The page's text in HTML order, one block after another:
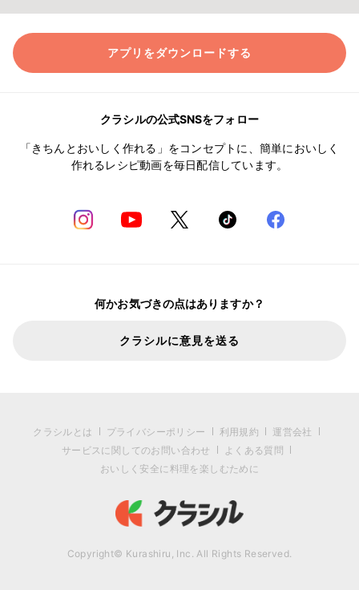
アプリをダウンロードする
クラシルの公式SNSをフォロー
「きちんとおいしく作れる」をコンセプトに、簡単においしく
作れるレシピ動画を毎日配信しています。
何かお気づきの点はありますか？
クラシルに意見を送る
クラシルとは プライバシーポリシー 利用規約
運営会社
サービスに関してのお問い合わせ
よくある質問
おいしく安全に料理を楽しむために
Copyright© Kurashiru, Inc. All Rights Reserved.